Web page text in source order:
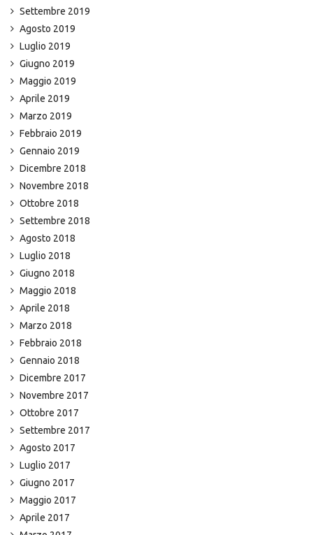
Settembre 2019
Agosto 2019
Luglio 2019
Giugno 2019
Maggio 2019
Aprile 2019
Marzo 2019
Febbraio 2019
Gennaio 2019
Dicembre 2018
Novembre 2018
Ottobre 2018
Settembre 2018
Agosto 2018
Luglio 2018
Giugno 2018
Maggio 2018
Aprile 2018
Marzo 2018
Febbraio 2018
Gennaio 2018
Dicembre 2017
Novembre 2017
Ottobre 2017
Settembre 2017
Agosto 2017
Luglio 2017
Giugno 2017
Maggio 2017
Aprile 2017